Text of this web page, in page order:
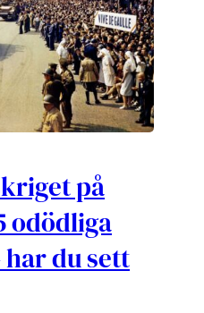
på
odödliga
du sett